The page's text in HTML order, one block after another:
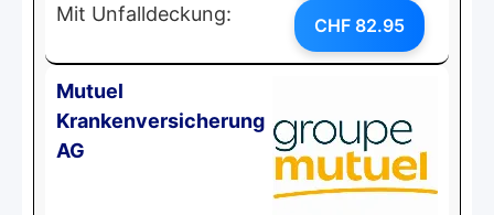
Mit Unfalldeckung: CHF 82.95
Mutuel
Krankenversicherung
AG